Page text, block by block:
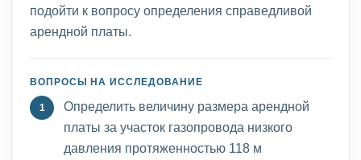
подойти к вопросу определения справедливой
арендной платы.
ВОПРОСЫ НА ИССЛЕДОВАНИЕ
Определить величину размера арендной
платы за участок газопровода низкого
давления протяженностью 118 м